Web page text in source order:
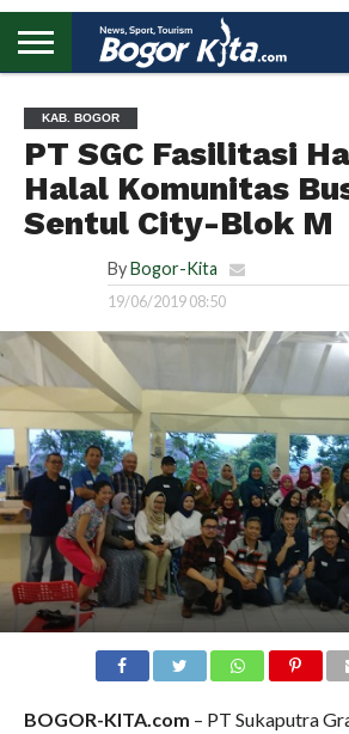
UTAMA
KAB. BOGOR
PT SGC Fasilitasi
Halal Komunitas
Sentul City-Blok M
By Bogor-Kita
19/06/2019 08:50
BOGOR-KITA.com – PT Sukaputra